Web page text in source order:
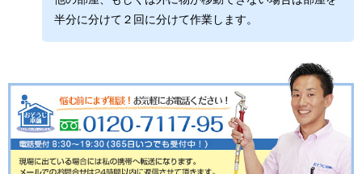
半分に分けて２回に分けて作業します。